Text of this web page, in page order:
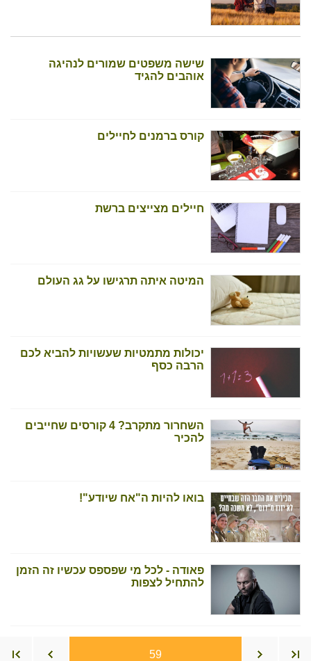
שישה משפטים שמורים לנהיגה
אוהבים להגיד
קורס ברמנים לחיילים
חיילים מצייצים ברשת
המיטה איתה תרגישו על גג העולם
יכולות מתמטיות שעשויות להביא לכם
הרבה כסף
השחרור מתקרב? 4 קורסים שחייבים
להכיר
בואו להיות ה"אח שיודע"!
פאודה - לכל מי שפספס עכשיו זה הזמן
להתחיל לצפות
59